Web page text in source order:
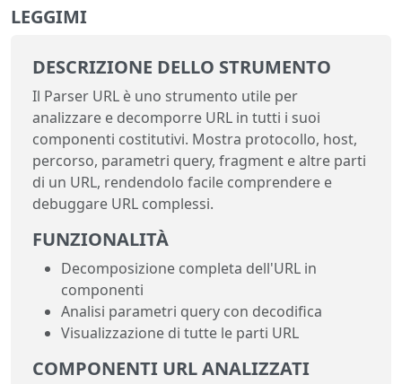
LEGGIMI
DESCRIZIONE DELLO STRUMENTO
Il Parser URL è uno strumento utile per
analizzare e decomporre URL in tutti i suoi
componenti costitutivi. Mostra protocollo, host,
percorso, parametri query, fragment e altre parti
di un URL, rendendolo facile comprendere e
debuggare URL complessi.
FUNZIONALITÀ
Decomposizione completa dell'URL in
componenti
Analisi parametri query con decodifica
Visualizzazione di tutte le parti URL
COMPONENTI URL ANALIZZATI